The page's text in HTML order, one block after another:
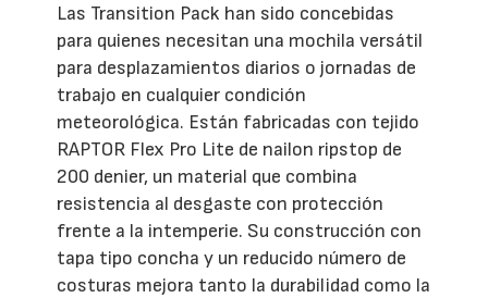
Las Transition Pack han sido concebidas
para quienes necesitan una mochila versátil
para desplazamientos diarios o jornadas de
trabajo en cualquier condición
meteorológica. Están fabricadas con tejido
RAPTOR Flex Pro Lite de nailon ripstop de
200 denier, un material que combina
resistencia al desgaste con protección
frente a la intemperie. Su construcción con
tapa tipo concha y un reducido número de
costuras mejora tanto la durabilidad como la